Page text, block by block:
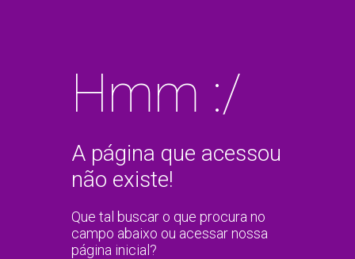
Hmm :/
A página que acessou
não existe!
Que tal buscar o que procura no
campo abaixo ou acessar nossa
página inicial?